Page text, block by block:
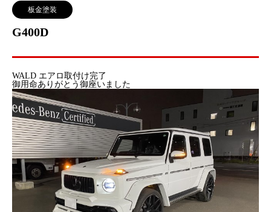
板金塗装
G400D
WALD エアロ取付け完了
御用命ありがとう御座いました